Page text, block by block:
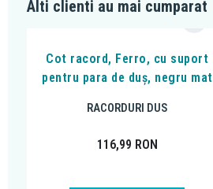
Alti clienti au mai cumparat
Cot racord, Ferro, cu suport
pentru para de duș, negru mat
RACORDURI DUS
116,99 RON